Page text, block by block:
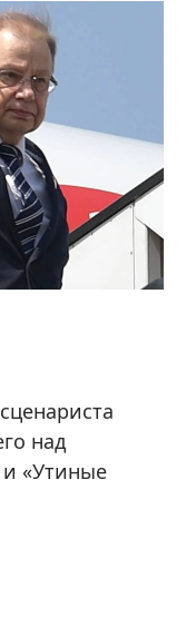
сценариста
над
«Утиные